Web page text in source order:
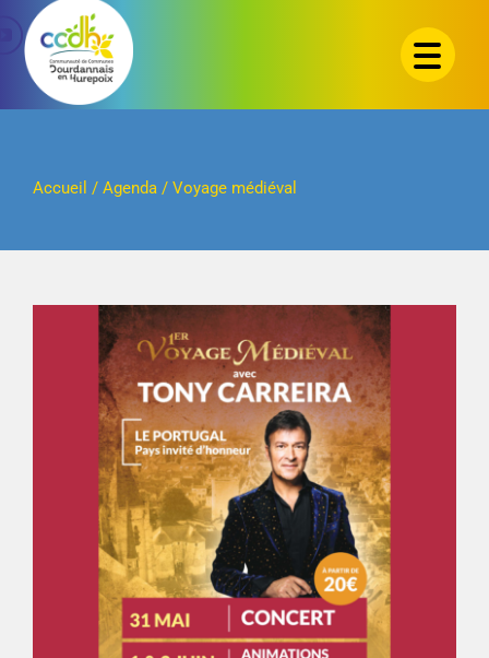
Passer
contenu
Accueil / Agenda/ Voyage médiéval